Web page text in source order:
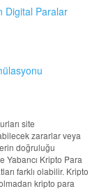
Digital Paralar
site
zararlar veya
doğruluğu
Yabancı Kripto Para
farklı olabilir. Kripto
kripto para